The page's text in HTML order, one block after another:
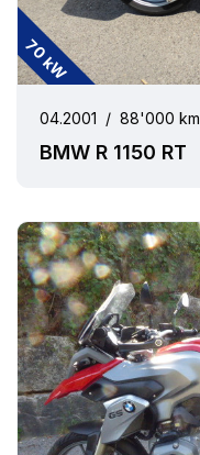
70 kW
04.2001 / 88'000 km
BMW R 1150 RT